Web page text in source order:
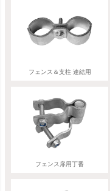
フェンス＆支柱 連結用
フェンス扉用丁番